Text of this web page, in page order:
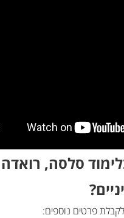
סלסה,
פרטים נוספים: